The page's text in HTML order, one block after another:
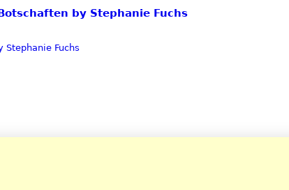
by Stephanie Fuchs
Stephanie Fuchs